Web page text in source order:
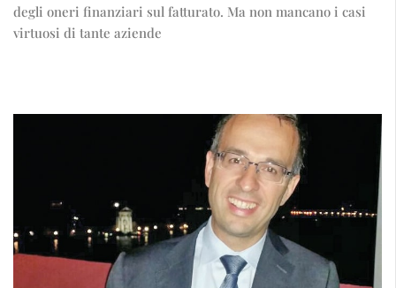
degli oneri finanziari sul fatturato. Ma non mancano i casi
virtuosi di tante aziende